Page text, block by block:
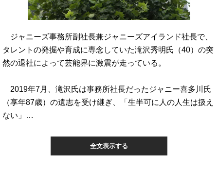
ジャニーズ事務所副社長兼ジャニーズアイランド社長で、
タレントの発掘や育成に専念していた滝沢秀明氏（40）の突
然の退社によって芸能界に激震が走っている。
2019年7月、滝沢氏は事務所社長だったジャニー喜多川氏
（享年87歳）の遺志を受け継ぎ、「生半可に人の人生は扱え
ない」…
全文表示する